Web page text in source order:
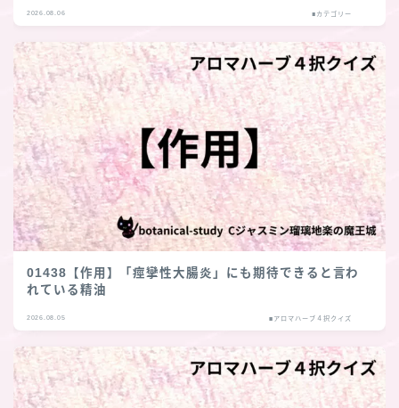
2026.08.06 ■カテゴリー
01438【作用】「痙攣性大腸炎」にも期待できると言わ
れている精油
2026.08.05 ■アロマハーブ４択クイズ